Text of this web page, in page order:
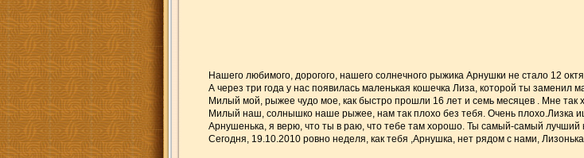
Нашего любимого, дорогого, нашего солнечного рыжика Арнушки не стало 12
А через три года у нас появилась маленькая кошечка Лиза, которой ты
Милый мой, рыжее чудо мое, как быстро прошли 16 лет и семь месяцев . Мне так
Милый наш, солнышко наше рыжее, нам так плохо без тебя. Очень плохо.Лизка
Арнушенька, я верю, что ты в раю, что тебе там хорошо. Ты самый-самый
Сегодня, 19.10.2010 ровно неделя, как тебя ,Арнушка, нет рядом с нами,